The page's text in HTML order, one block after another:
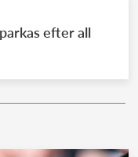
efter all